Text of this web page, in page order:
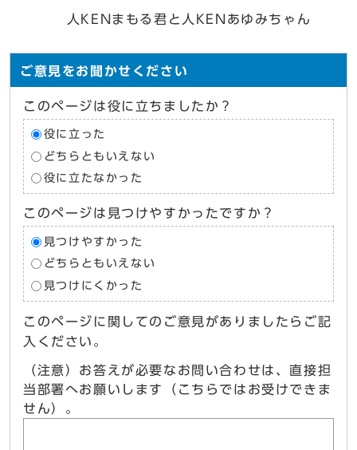
人KENまもる君と人KENあゆみちゃん
ご意見をお聞かせください
このページは役に立ちましたか？
役に立った
どちらともいえない
役に立たなかった
このページは見つけやすかったですか？
見つけやすかった
どちらともいえない
見つけにくかった
このページに関してのご意見がありましたらご記
入ください。
（注意）お答えが必要なお問い合わせは、直接担
当部署へお願いします（こちらではお受けできま
せん）。